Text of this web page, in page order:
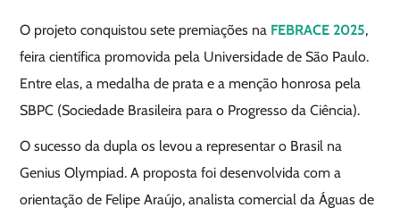
O projeto conquistou sete premiações na FEBRACE 2025,
feira científica promovida pela Universidade de São Paulo.
Entre elas, a medalha de prata e a menção honrosa pela
SBPC (Sociedade Brasileira para o Progresso da Ciência).
O sucesso da dupla os levou a representar o Brasil na
Genius Olympiad. A proposta foi desenvolvida com a
orientação de Felipe Araújo, analista comercial da Águas de